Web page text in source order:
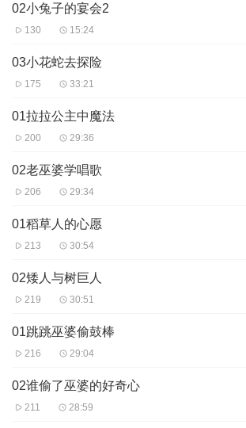
02小兔子的宴会2
130 15:24
03小花蛇去探险
175 33:21
01拉拉公主中魔法
200 29:36
02老巫婆学唱歌
206 29:34
01稻草人的心愿
213 30:54
02矮人与树巨人
219 30:51
01跳跳巫婆偷鼓棒
216 29:04
02谁偷了巫婆的好奇心
211 28:59